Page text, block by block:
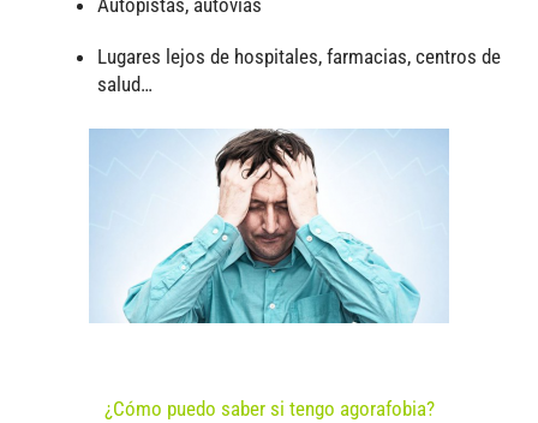
Lugares lejos de hospitales, farmacias, centros de
salud…
¿Cómo puedo saber si tengo agorafobia?